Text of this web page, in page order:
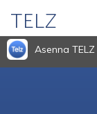
TELZ
Asenna